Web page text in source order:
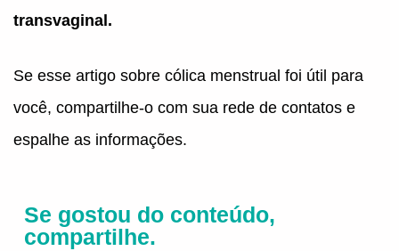
transvaginal.
Se esse artigo sobre cólica menstrual foi útil para
você, compartilhe-o com sua rede de contatos e
espalhe as informações.
Se gostou do conteúdo,
compartilhe.